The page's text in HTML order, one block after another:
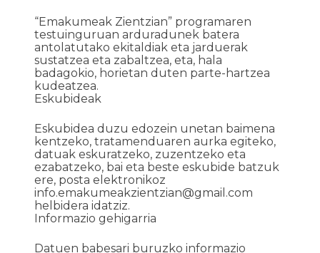
“Emakumeak Zientzian” programaren
testuinguruan arduradunek batera
antolatutako ekitaldiak eta jarduerak
sustatzea eta zabaltzea, eta, hala
badagokio, horietan duten parte-hartzea
kudeatzea.
Eskubideak
Eskubidea duzu edozein unetan baimena
kentzeko, tratamenduaren aurka egiteko,
datuak eskuratzeko, zuzentzeko eta
ezabatzeko, bai eta beste eskubide batzuk
ere, posta elektronikoz
info.emakumeakzientzian@gmail.com
helbidera idatziz.
Informazio gehigarria
Datuen babesari buruzko informazio